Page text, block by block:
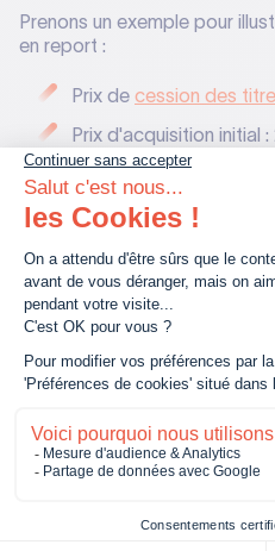
Prenons un exemple pour
en report :
Prix de cession des
Prix d'acquisition initial
Droits d'enregistrement
Frais d'avocat et
Donc, si l’on pose le calcul :
Prix de cession net =
000 €
Coût total d'acquisition
Plus-value = 780 000
d'imposition. Son imposition